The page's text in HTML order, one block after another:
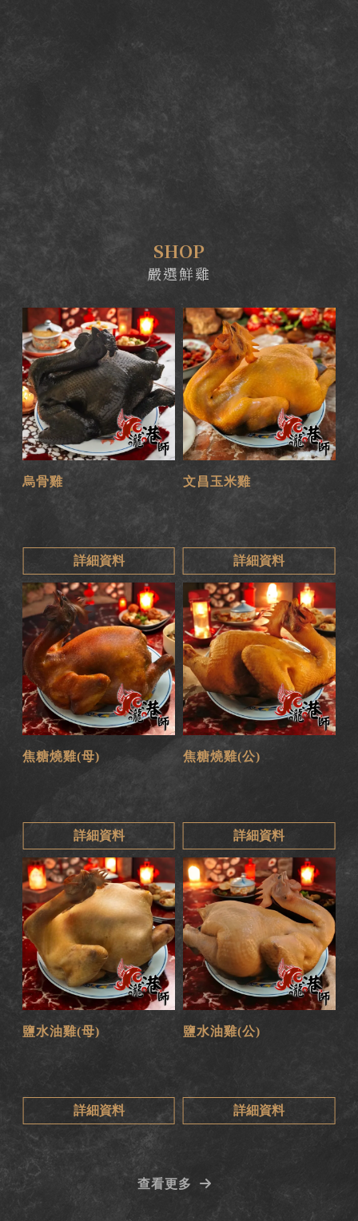
SHOP
嚴選鮮雞
烏骨雞
詳細資料
文昌玉米雞
詳細資料
焦糖燒雞(母)
詳細資料
焦糖燒雞(公)
詳細資料
鹽水油雞(母)
詳細資料
鹽水油雞(公)
詳細資料
查看更多